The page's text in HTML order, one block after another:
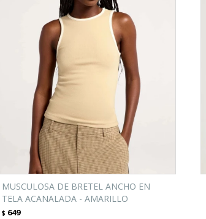
MUSCULOSA DE BRETEL ANCHO EN
TELA ACANALADA - AMARILLO
$ 649